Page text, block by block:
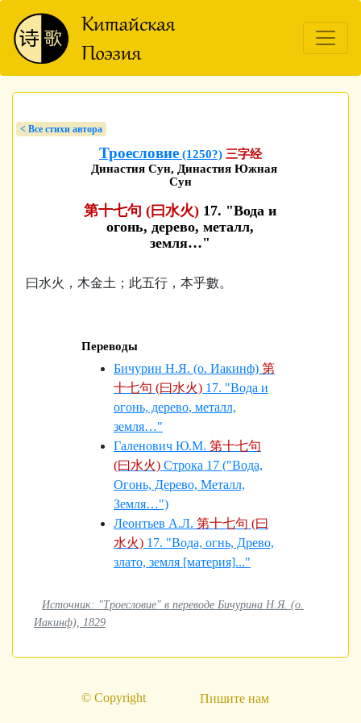
< Bсе стихи автора
Троесловие (1250?) 三字经
Династия Сун, Династия Южная
Сун
第十七句 (曰水火) 17. "Вода и
огонь, дерево, металл,
земля…"
曰水火，木金土；此五行，本乎數。
Переводы
Бичурин Н.Я. (о. Иакинф) 第
十七句 (曰水火) 17. "Вода и
огонь, дерево, металл,
земля…"
Галенович Ю.М. 第十七句
(曰水火) Строка 17 ("Вода,
Огонь, Дерево, Металл,
Земля…")
Леонтьев А.Л. 第十七句 (曰
水火) 17. "Вода, огнь, Древо,
злато, земля [материя]..."
Источник: "Троесловие" в переводе Бичурина Н.Я. (о.
Иакинф), 1829
© Copyright Пишите нам